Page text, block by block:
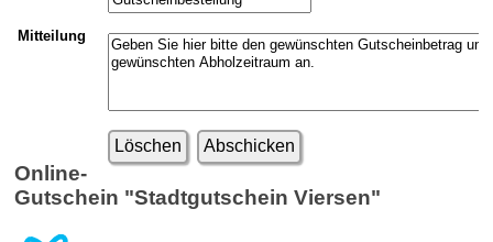
Mitteilung
Löschen Abschicken
Online-
Gutschein "Stadtgutschein Viersen"